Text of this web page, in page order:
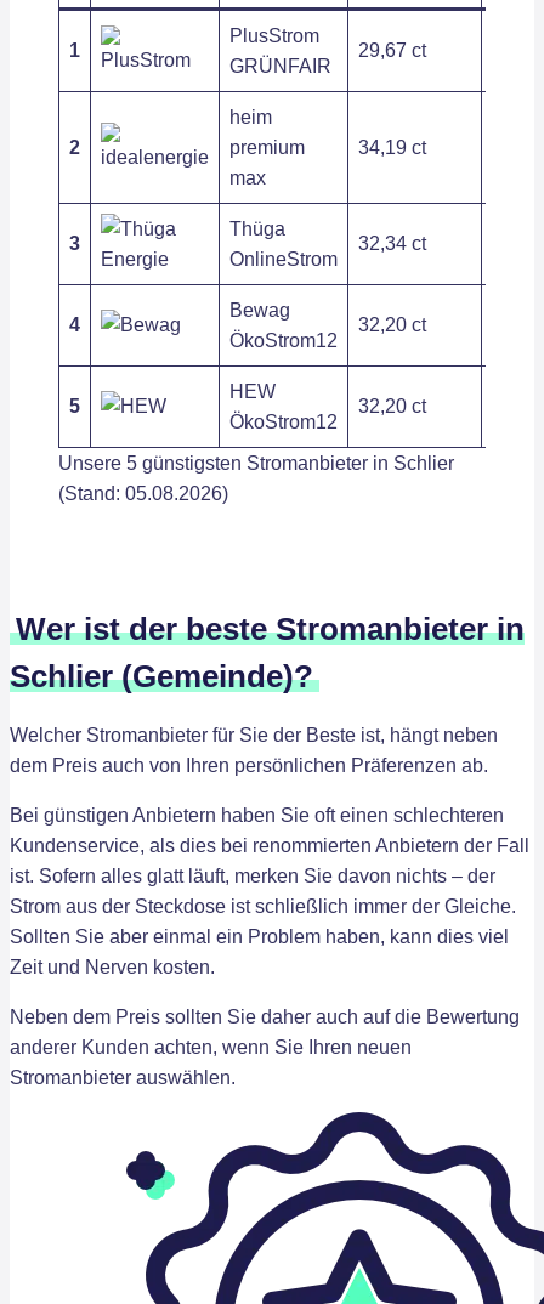
1
PlusStrom
GRÜNFAIR
29,67 ct
2
heim
premium
max
34,19 ct
3
Thüga
OnlineStrom
32,34 ct
4
Bewag
ÖkoStrom12
32,20 ct
5
HEW
ÖkoStrom12
32,20 ct
Unsere 5 günstigsten Stromanbieter in Schlier
(Stand: 05.08.2026)
Wer ist der beste Stromanbieter in
Schlier (Gemeinde)?
Welcher Stromanbieter für Sie der Beste ist, hängt neben
dem Preis auch von Ihren persönlichen Präferenzen ab.
Bei günstigen Anbietern haben Sie oft einen schlechteren
Kundenservice, als dies bei renommierten Anbietern der Fall
ist. Sofern alles glatt läuft, merken Sie davon nichts – der
Strom aus der Steckdose ist schließlich immer der Gleiche.
Sollten Sie aber einmal ein Problem haben, kann dies viel
Zeit und Nerven kosten.
Neben dem Preis sollten Sie daher auch auf die Bewertung
anderer Kunden achten, wenn Sie Ihren neuen
Stromanbieter auswählen.